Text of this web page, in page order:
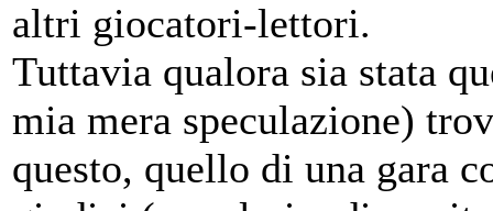
altri giocatori-lettori.
Tuttavia qualora sia stata
mia mera speculazione)
questo, quello di una gara